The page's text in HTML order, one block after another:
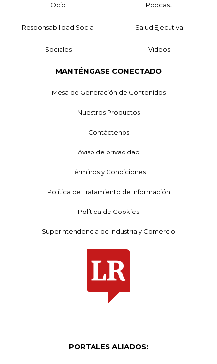
Ocio Podcast
Responsabilidad Social Salud Ejecutiva
Sociales Videos
MANTÉNGASE CONECTADO
Mesa de Generación de Contenidos
Nuestros Productos
Contáctenos
Aviso de privacidad
Términos y Condiciones
Política de Tratamiento de Información
Política de Cookies
Superintendencia de Industria y Comercio
PORTALES ALIADOS: